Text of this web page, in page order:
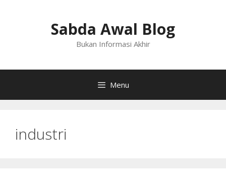
Sabda Awal Blog
Bukan Informasi Akhir
Menu
industri